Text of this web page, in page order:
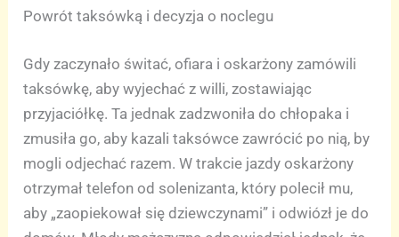
Powrót taksówką i decyzja o noclegu
Gdy zaczynało świtać, ofiara i oskarżony zamówili
taksówkę, aby wyjechać z willi, zostawiając
przyjaciółkę. Ta jednak zadzwoniła do chłopaka i
zmusiła go, aby kazali taksówce zawrócić po nią, by
mogli odjechać razem. W trakcie jazdy oskarżony
otrzymał telefon od solenizanta, który polecił mu,
aby „zaopiekował się dziewczynami” i odwiózł je do